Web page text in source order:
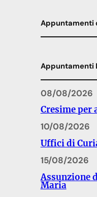
Appuntamenti
Appuntamenti
08/08/2026
Cresime per
10/08/2026
Uffici di
15/08/2026
Assunzione
Maria